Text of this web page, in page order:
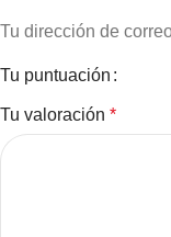
Tu dirección de
Tu puntuación
Tu valoración *